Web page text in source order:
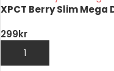
XPCT Berry Slim Mega
299kr
LÄGG TILL I VARUKORG